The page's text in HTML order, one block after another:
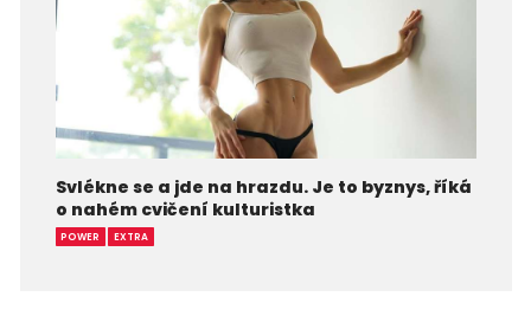
Svlékne se a jde na hrazdu. Je to byznys, říká
o nahém cvičení kulturistka
POWER EXTRA